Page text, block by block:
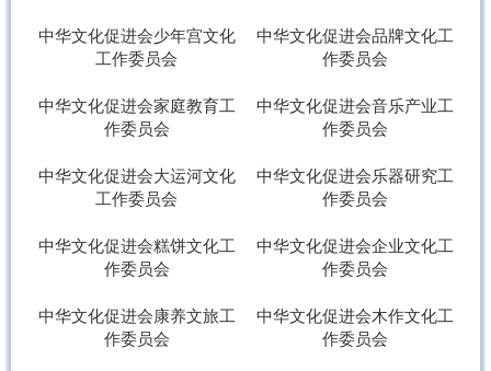
中华文化促进会少年宫文化
工作委员会
中华文化促进会品牌文化工
作委员会
中华文化促进会家庭教育工
作委员会
中华文化促进会音乐产业工
作委员会
中华文化促进会大运河文化
工作委员会
中华文化促进会乐器研究工
作委员会
中华文化促进会糕饼文化工
作委员会
中华文化促进会企业文化工
作委员会
中华文化促进会康养文旅工
作委员会
中华文化促进会木作文化工
作委员会